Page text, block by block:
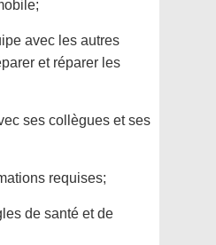
avec les autres
et réparer les
ses collègues et ses
requises;
de santé et de